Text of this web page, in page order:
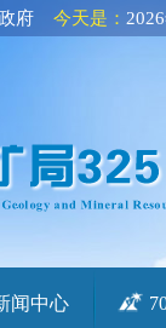
府 今天是：
闻中心